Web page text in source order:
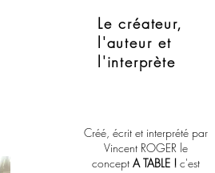
Le créateur,
l'auteur et
l'interprète
Créé, écrit et interprété par
Vincent ROGER le
concept A TABLE ! c'est